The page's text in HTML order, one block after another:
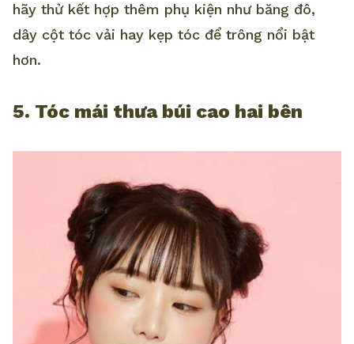
hãy thử kết hợp thêm phụ kiện như băng đô,
dây cột tóc vải hay kẹp tóc để trông nổi bật
hơn.
5. Tóc mái thưa búi cao hai bên